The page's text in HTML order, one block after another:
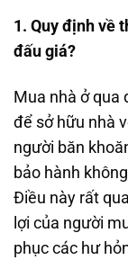
1. Quy định về
đấu giá?
Mua nhà ở qua
để sở hữu nhà
người băn
bảo hành
Điều này rất
lợi của người
phục các hư